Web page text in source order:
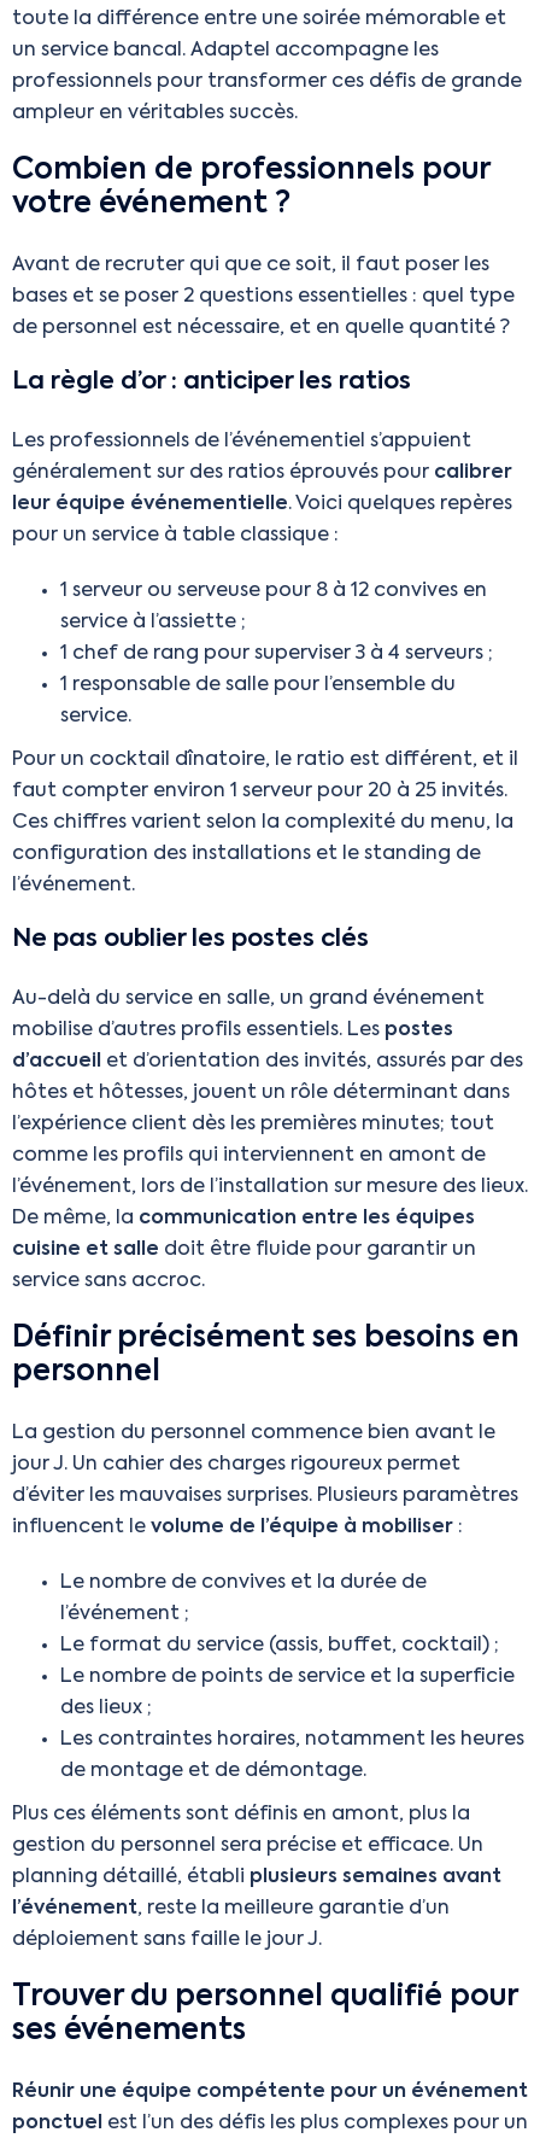
toute la différence entre une soirée mémorable et
un service bancal. Adaptel accompagne les
professionnels pour transformer ces défis de grande
ampleur en véritables succès.
Combien de professionnels pour
votre événement ?
Avant de recruter qui que ce soit, il faut poser les
bases et se poser 2 questions essentielles : quel type
de personnel est nécessaire, et en quelle quantité ?
La règle d’or : anticiper les ratios
Les professionnels de l’événementiel s’appuient
généralement sur des ratios éprouvés pour calibrer
leur équipe événementielle. Voici quelques repères
pour un service à table classique :
1 serveur ou serveuse pour 8 à 12 convives en
service à l’assiette ;
1 chef de rang pour superviser 3 à 4 serveurs ;
1 responsable de salle pour l’ensemble du
service.
Pour un cocktail dînatoire, le ratio est différent, et il
faut compter environ 1 serveur pour 20 à 25 invités.
Ces chiffres varient selon la complexité du menu, la
configuration des installations et le standing de
l’événement.
Ne pas oublier les postes clés
Au-delà du service en salle, un grand événement
mobilise d’autres profils essentiels. Les postes
d’accueil et d’orientation des invités, assurés par des
hôtes et hôtesses, jouent un rôle déterminant dans
l’expérience client dès les premières minutes; tout
comme les profils qui interviennent en amont de
l’événement, lors de l’installation sur mesure des lieux.
De même, la communication entre les équipes
cuisine et salle doit être fluide pour garantir un
service sans accroc.
Définir précisément ses besoins en
personnel
La gestion du personnel commence bien avant le
jour J. Un cahier des charges rigoureux permet
d’éviter les mauvaises surprises. Plusieurs paramètres
influencent le volume de l’équipe à mobiliser :
Le nombre de convives et la durée de
l’événement ;
Le format du service (assis, buffet, cocktail) ;
Le nombre de points de service et la superficie
des lieux ;
Les contraintes horaires, notamment les heures
de montage et de démontage.
Plus ces éléments sont définis en amont, plus la
gestion du personnel sera précise et efficace. Un
planning détaillé, établi plusieurs semaines avant
l’événement, reste la meilleure garantie d’un
déploiement sans faille le jour J.
Trouver du personnel qualifié pour
ses événements
Réunir une équipe compétente pour un événement
ponctuel
est l’un des défis les plus complexes pour un